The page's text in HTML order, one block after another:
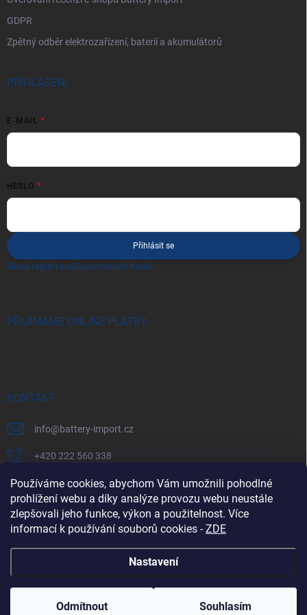
Používáme cookies, abychom Vám umožnili pohodlné
prohlížení webu a díky analýze provozu webu neustále
zlepšovali jeho funkce, výkon a použitelnost. Více
informací k používání souborů cookies -ZDE
Nastavení
Odmítnout Souhlasím
GDPR
Zpětný odběr elektrozařízení, baterií a akumulátorů
PŘIHLÁŠENÍ
E-MAIL
HESLO
Přihlásit se
Nová registraceZapomenuté heslo
PŘIJÍMÁME ONLINE PLATBY
KONTAKT
info@battery-import.cz
+420 222 560 338
+420 774 969 705
Zboží.cz Heureka.cz Battery Import SK REKLAMACE
Copyright 2026 . Všechna práva vyhrazena.